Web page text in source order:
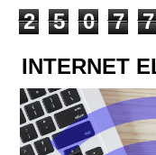
2
5 0 7 7
INTERNET